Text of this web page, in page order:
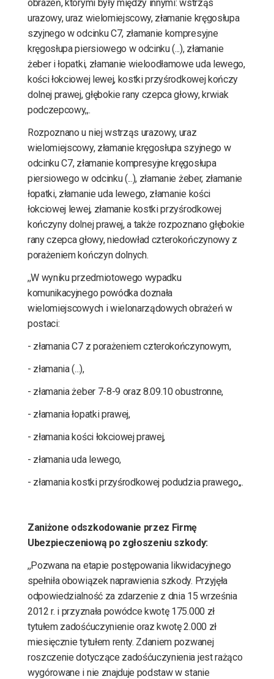
obrażeń, którymi były między innymi: wstrząs
urazowy, uraz wielomiejscowy, złamanie kręgosłupa
szyjnego w odcinku C7, złamanie kompresyjne
kręgosłupa piersiowego w odcinku (...), złamanie
żeber i łopatki, złamanie wieloodłamowe uda lewego,
kości łokciowej lewej, kostki przyśrodkowej kończy
dolnej prawej, głębokie rany czepca głowy, krwiak
podczepcowy,,.
Rozpoznano u niej wstrząs urazowy, uraz
wielomiejscowy, złamanie kręgosłupa szyjnego w
odcinku C7, złamanie kompresyjne kręgosłupa
piersiowego w odcinku (...), złamanie żeber, złamanie
łopatki, złamanie uda lewego, złamanie kości
łokciowej lewej, złamanie kostki przyśrodkowej
kończyny dolnej prawej, a także rozpoznano głębokie
rany czepca głowy, niedowład czterokończynowy z
porażeniem kończyn dolnych.
,,W wyniku przedmiotowego wypadku
komunikacyjnego powódka doznała
wielomiejscowych i wielonarządowych obrażeń w
postaci:
- złamania C7 z porażeniem czterokończynowym,
- złamania (...),
- złamania żeber 7-8-9 oraz 8.09.10 obustronne,
- złamania łopatki prawej,
- złamania kości łokciowej prawej,
- złamania uda lewego,
- złamania kostki przyśrodkowej podudzia prawego,,.
Zaniżone odszkodowanie przez Firmę
Ubezpieczeniową po zgłoszeniu szkody:
,,Pozwana na etapie postępowania likwidacyjnego
spełniła obowiązek naprawienia szkody. Przyjęła
odpowiedzialność za zdarzenie z dnia 15 września
2012 r. i przyznała powódce kwotę 175.000 zł
tytułem zadośćuczynienie oraz kwotę 2.000 zł
miesięcznie tytułem renty. Zdaniem pozwanej
roszczenie dotyczące zadośćuczynienia jest rażąco
wygórowane i nie znajduje podstaw w stanie